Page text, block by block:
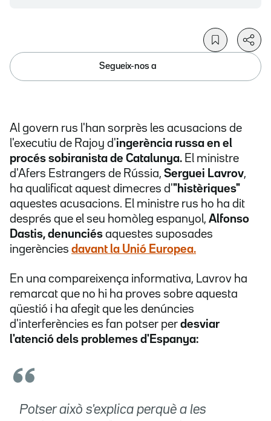
Segueix-nos a
Al govern rus l'han sorprès les acusacions de
l'executiu de Rajoy d'ingerència russa en el
procés sobiranista de Catalunya. El ministre
d'Afers Estrangers de Rússia, Serguei Lavrov,
ha qualificat aquest dimecres d'"histèriques"
aquestes acusacions. El ministre rus ho ha dit
després que el seu homòleg espanyol, Alfonso
Dastis, denunciés aquestes suposades
ingerències davant la Unió Europea.
En una compareixença informativa, Lavrov ha
remarcat que no hi ha proves sobre aquesta
qüestió i ha afegit que les denúncies
d'interferències es fan potser per desviar
l'atenció dels problemes d'Espanya:
Potser això s'explica perquè a les